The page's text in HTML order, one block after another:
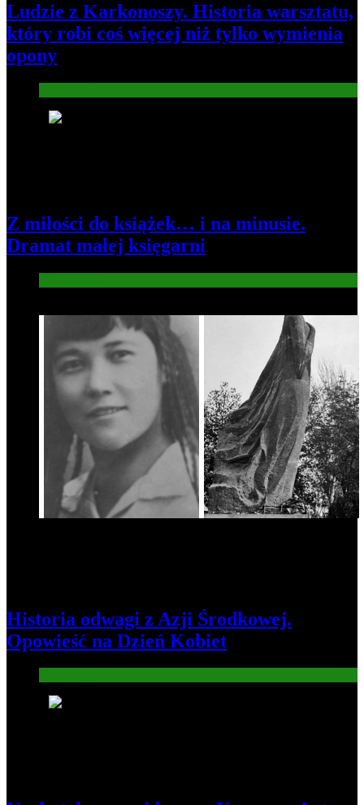
Ludzie z Karkonoszy. Historia warsztatu,
który robi coś więcej niż tylko wymienia
opony
Z miłości do książek… i na minusie.
Dramat małej księgarni
Historia odwagi z Azji Środkowej.
Opowieść na Dzień Kobiet